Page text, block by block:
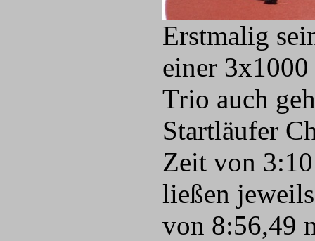
Erstmalig
einer
Trio auch
Startläufer
Zeit von
ließen
von 8:56,49